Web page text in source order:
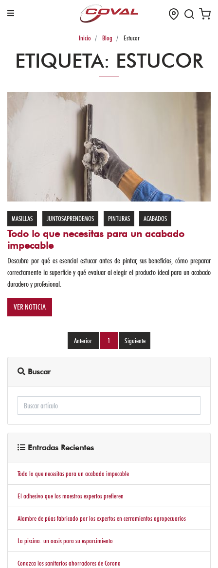
Sesión
ACCESORIOS
VALVULAS
CERRADURAS
CANDADOS
CONSTRUCCIÓN
ADHESIVOS
IMPERMEABILIZANTES
Y
CEMENTOS
PERFILERIA
ALUMINIO
Inicio Blog Estucor
ETIQUETA: ESTUCOR
MASILLAS JUNTOSAPRENDEMOS PINTURAS ACABADOS
Todo lo que necesitas para un acabado
impecable
Descubre por qué es esencial estucar antes de pintar, sus beneficios, cómo preparar
correctamente la superficie y qué evaluar al elegir el producto ideal para un acabado
duradero y profesional.
VER NOTICIA
1(current)
Buscar
Entradas Recientes
Todo lo que necesitas para un acabado impecable
El adhesivo que los maestros expertos prefieren
Alambre de púas fabricado por los expertos en cerramientos agropecuarios
La piscina: un oasis para su esparcimiento
Conozca los sanitarios ahorradores de Corona